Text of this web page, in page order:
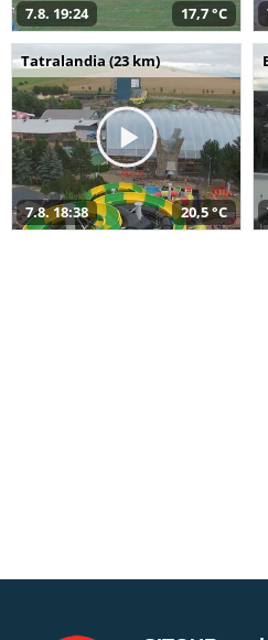
7.8. 19:24 17,7 °C
Tatralandia (23 km)
7.8. 18:38 20,5 °C